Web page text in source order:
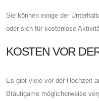
Sie können einige der
oder sich für kostenlose
KOSTEN VOR
Es gibt viele vor der Hochzeit
Bräutigame möglicherweise